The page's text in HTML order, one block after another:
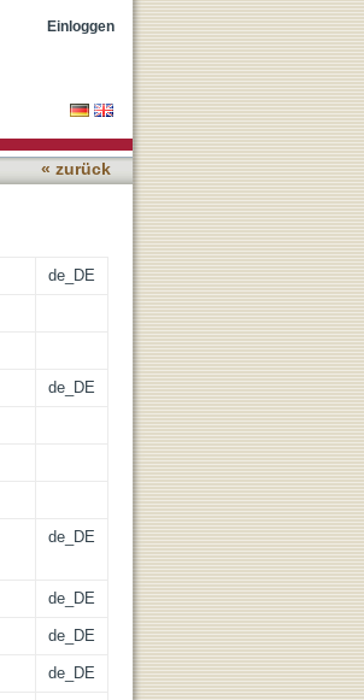
Einloggen
« zurück
de_DE
de_DE
de_DE
de_DE
de_DE
de_DE